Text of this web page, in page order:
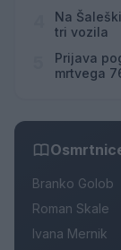
Na
tri vozila
Prijava
mrtvega
Branko Golob
Roman Skale
Ivana Mernik